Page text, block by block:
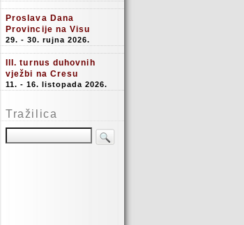
Proslava Dana
Provincije na Visu
29. - 30. rujna 2026.
III. turnus duhovnih
vježbi na Cresu
11. - 16. listopada 2026.
Tražilica